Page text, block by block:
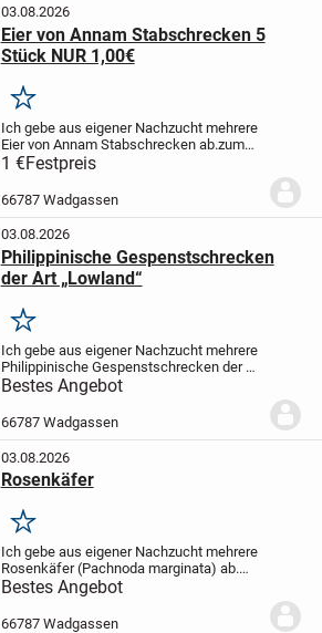
03.08.2026
Eier von Annam Stabschrecken 5
Stück NUR 1,00€
Merken
Ich gebe aus eigener Nachzucht mehrere
Eier von Annam Stabschrecken ab.zum
Ausbrüten der Eier benötigt man nur einen
Behälter mit etwas Substrat oder
Küchenpapier das alle 2-3 Tage leicht mit
Wasser...
1 €Festpreis
66787 Wadgassen
03.08.2026
Philippinische Gespenstschrecken
der Art „Lowland“
Merken
Ich gebe aus eigener Nachzucht mehrere
Philippinische Gespenstschrecken der Art
„Lowland“ ab. Die Tiere können sowohl
einzeln oder in Gruppen gehalten
werden.Eine Haltung mit anderen
Insekten-...
Bestes Angebot
66787 Wadgassen
03.08.2026
Rosenkäfer
Merken
Ich gebe aus eigener Nachzucht mehrere
Rosenkäfer (Pachnoda marginata) ab.
Eine Haltung mit anderen Käfer- oder
Insekten Arten ist ebenfalls möglich.
Tiere können sowohl einzeln oder in...
Bestes Angebot
66787 Wadgassen